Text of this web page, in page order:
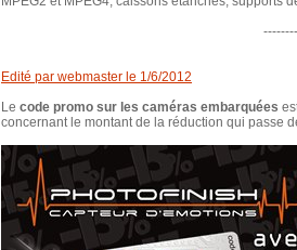
Edité par webmaster le 1/6/2012
Le code promo sur les caméras embarquées
concernant le montant de la réduction qui passe